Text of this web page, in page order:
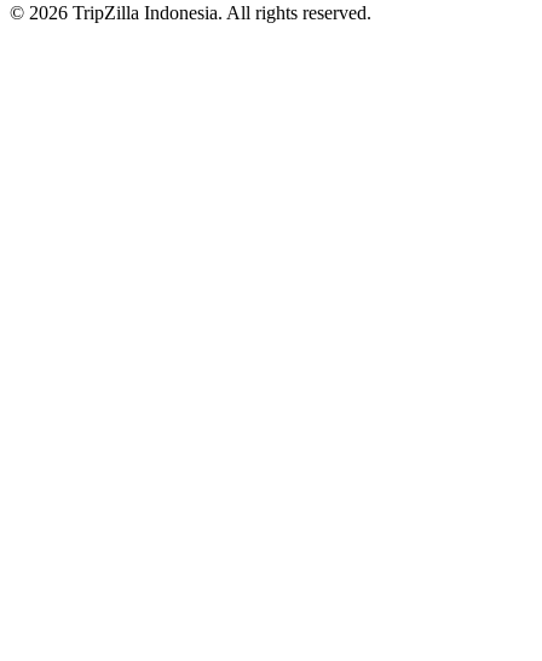
© 2026 TripZilla Indonesia. All rights reserved.